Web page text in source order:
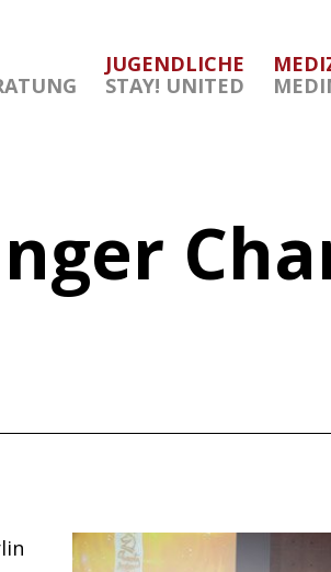
JUGENDLICHE
STAY! UNITED